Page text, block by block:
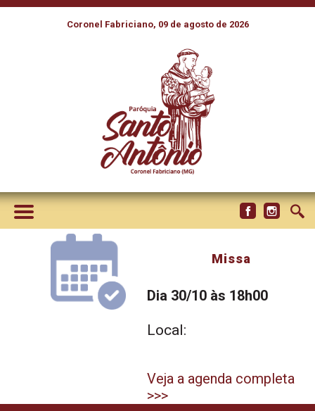
Coronel Fabriciano, 09 de agosto de 2026
Missa
Dia 30/10 às 18h00
Local:
Veja a agenda completa
>>>